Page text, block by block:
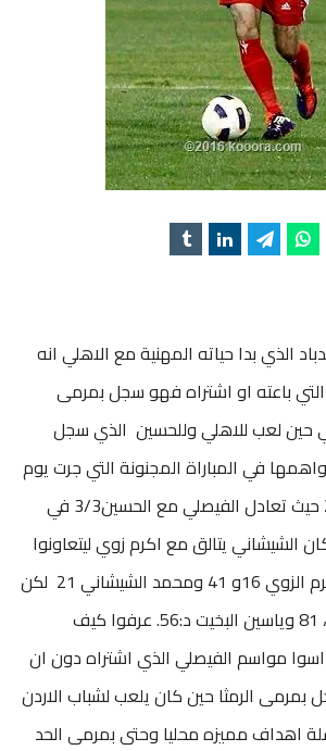
الذي بدا حياته المهنية مع الاهلي انه
باعته او اشتراه فهو سجل بمرمى
حين لعب للاهلي وللحسين الذي سجل
في المباراة المجنونة التي جرت يوم
الخميس 21/4/2016 حيث تعادل الفيصلي مع الحسين3/3 في
الشيشاني يتالق مع اكرم زوي ليتعاونوا
على التسجيل 3-3 اكرم الزوي 16و 41 ومحمد الشيشاني 21 لكن
بهاء عبدالرحمن د:28، 81 وياسين البخيت د:56. عرفوا كيف
مواسم الفيصلي الذي اشتراه دون ان
بمرمى الرمثا حين كان يلعب لشباب الاردن
اهداف مميزه محليا وحتى بمرمى الحد